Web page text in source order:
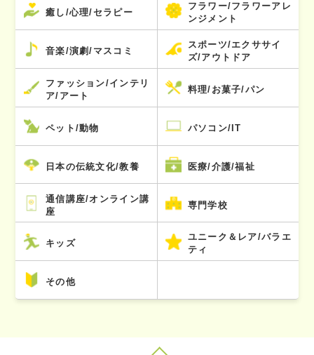
癒し/心理/セラピー
フラワー/フラワーアレ
ンジメント
音楽/演劇/マスコミ
スポーツ/エクササイ
ズ/アウトドア
ファッション/インテリ
ア/アート
料理/お菓子/パン
ペット/動物 パソコン/IT
日本の伝統文化/教養 医療/介護/福祉
通信講座/オンライン講
座
専門学校
キッズ
ユニーク＆レア/バラエ
ティ
その他